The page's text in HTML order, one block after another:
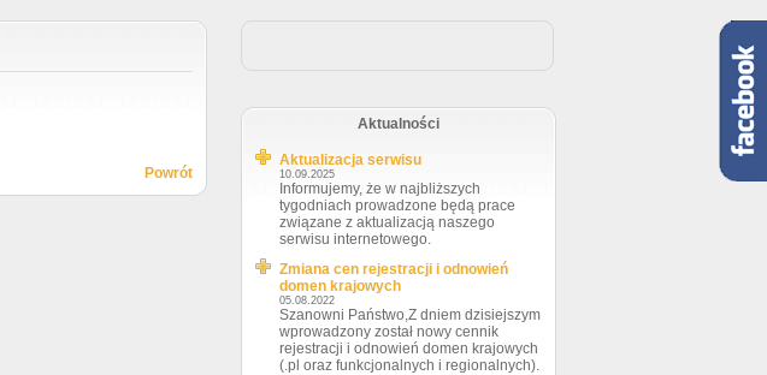
Aktualności
Aktualizacja serwisu
10.09.2025
Informujemy, że w najbliższych
tygodniach prowadzone będą prace
związane z aktualizacją naszego
serwisu internetowego.
Zmiana cen rejestracji i odnowień
domen krajowych
05.08.2022
Szanowni Państwo,Z dniem dzisiejszym
wprowadzony został nowy cennik
rejestracji i odnowień domen krajowych
(.pl oraz funkcjonalnych i regionalnych).
Powrót